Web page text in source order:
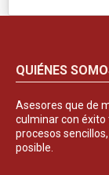
QUIÉNES
Asesores que de
culminar con éxito
procesos
posible.